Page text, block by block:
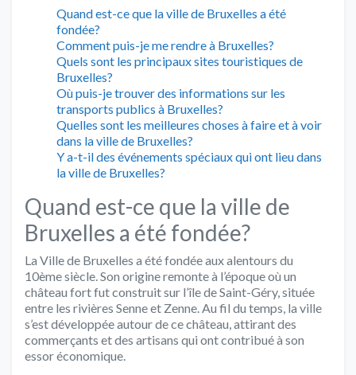
Quand est-ce que la ville de Bruxelles a été
fondée?
Comment puis-je me rendre à Bruxelles?
Quels sont les principaux sites touristiques de
Bruxelles?
Où puis-je trouver des informations sur les
transports publics à Bruxelles?
Quelles sont les meilleures choses à faire et à voir
dans la ville de Bruxelles?
Y a-t-il des événements spéciaux qui ont lieu dans
la ville de Bruxelles?
Quand est-ce que la ville de
Bruxelles a été fondée?
La Ville de Bruxelles a été fondée aux alentours du
10ème siècle. Son origine remonte à l’époque où un
château fort fut construit sur l’île de Saint-Géry, située
entre les rivières Senne et Zenne. Au fil du temps, la ville
s’est développée autour de ce château, attirant des
commerçants et des artisans qui ont contribué à son
essor économique.